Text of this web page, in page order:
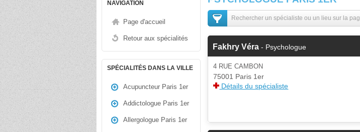
NAVIGATION
Page d'accueil
Retour aux spécialités
SPÉCIALITÉS DANS LA VILLE
Acupuncteur Paris 1er
Addictologue Paris 1er
Allergologue Paris 1er
Fakhry Véra - Psychologue
Cette fiche est la propriété
d'un membre.
Si vous êtes ce membre, mettez à
jour ces informations sur votre
4 RUE CAMBON
75001 Paris 1er
Détails du spécialiste